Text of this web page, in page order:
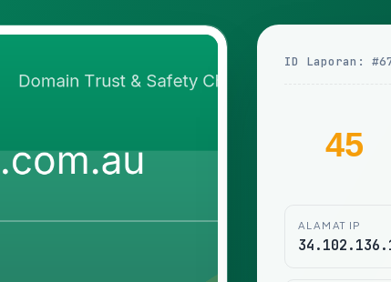
ID Laporan:
45
ALAMAT IP